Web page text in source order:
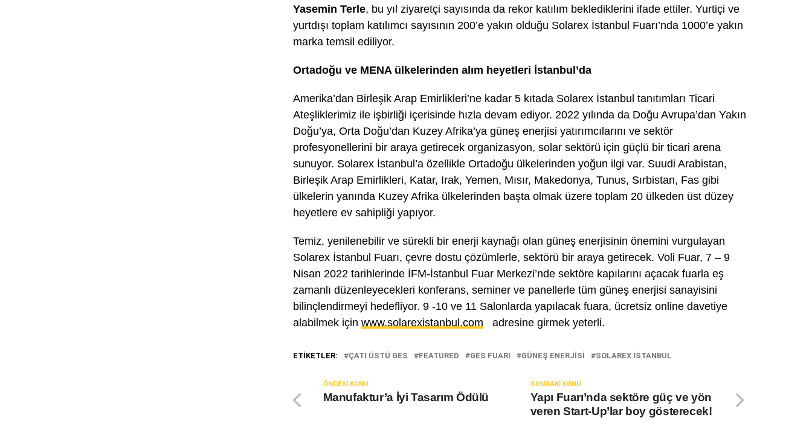
Yasemin Terle, bu yıl ziyaretçi sayısında da rekor katılım beklediklerini ifade ettiler. Yurtiçi ve
yurtdışı toplam katılımcı sayısının 200’e yakın olduğu Solarex İstanbul Fuarı’nda 1000’e yakın
marka temsil ediliyor.
Ortadoğu ve MENA ülkelerinden alım heyetleri İstanbul’da
Amerika’dan Birleşik Arap Emirlikleri’ne kadar 5 kıtada Solarex İstanbul tanıtımları Ticari
Ateşliklerimiz ile işbirliği içerisinde hızla devam ediyor. 2022 yılında da Doğu Avrupa’dan Yakın
Doğu’ya, Orta Doğu’dan Kuzey Afrika’ya güneş enerjisi yatırımcılarını ve sektör
profesyonellerini bir araya getirecek organizasyon, solar sektörü için güçlü bir ticari arena
sunuyor. Solarex İstanbul’a özellikle Ortadoğu ülkelerinden yoğun ilgi var. Suudi Arabistan,
Birleşik Arap Emirlikleri, Katar, Irak, Yemen, Mısır, Makedonya, Tunus, Sırbistan, Fas gibi
ülkelerin yanında Kuzey Afrika ülkelerinden başta olmak üzere toplam 20 ülkeden üst düzey
heyetlere ev sahipliği yapıyor.
Temiz, yenilenebilir ve sürekli bir enerji kaynağı olan güneş enerjisinin önemini vurgulayan
Solarex İstanbul Fuarı, çevre dostu çözümlerle, sektörü bir araya getirecek. Voli Fuar, 7 – 9
Nisan 2022 tarihlerinde İFM-İstanbul Fuar Merkezi’nde sektöre kapılarını açacak fuarla eş
zamanlı düzenleyecekleri konferans, seminer ve panellerle tüm güneş enerjisi sanayisini
bilinçlendirmeyi hedefliyor. 9 -10 ve 11 Salonlarda yapılacak fuara, ücretsiz online davetiye
alabilmek için www.solarexistanbul.com adresine girmek yeterli.
ETIKETLER: ÇATI ÜSTÜ GES FEATURED GES FUARI GÜNEŞ ENERJISI SOLAREX ISTANBUL
SONRAKI KONU
Yapı Fuarı’nda sektöre güç ve yön
veren Start-Up’lar boy gösterecek!
ÖNCEKI KONU
Manufaktur’a İyi Tasarım Ödülü